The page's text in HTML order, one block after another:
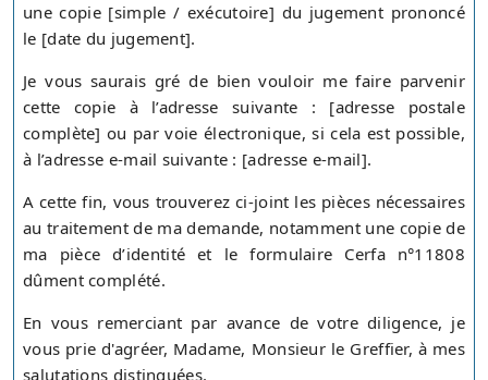
une copie [simple / exécutoire] du jugement prononcé
le [date du jugement].
Je vous saurais gré de bien vouloir me faire parvenir
cette copie à l’adresse suivante : [adresse postale
complète] ou par voie électronique, si cela est possible,
à l’adresse e-mail suivante : [adresse e-mail].
A cette fin, vous trouverez ci-joint les pièces nécessaires
au traitement de ma demande, notamment une copie de
ma pièce d’identité et le formulaire Cerfa n°11808
dûment complété.
En vous remerciant par avance de votre diligence, je
vous prie d'agréer, Madame, Monsieur le Greffier, à mes
salutations distinguées.